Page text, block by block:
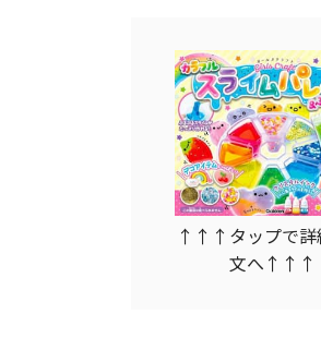
↑↑↑タップで詳
文へ↑↑↑